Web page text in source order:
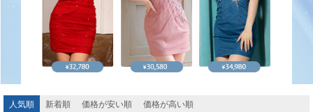
Aラインロングドレス
バースデードレス
人気順 新着順 価格が安い順 価格が高い順